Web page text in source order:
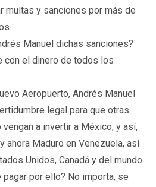
multas y sanciones por más de
Manuel dichas sanciones?
con el dinero de todos los
Aeropuerto, Andrés Manuel
legal para que otras
a invertir a México, y así,
ahora Maduro en Venezuela, así
Unidos, Canadá y del mundo
pagar por ello? No importa, se